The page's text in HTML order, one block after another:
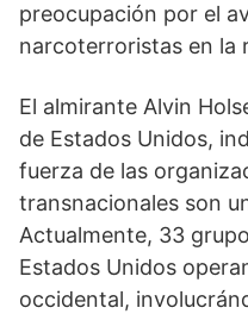
preocupación por el
narcoterroristas en la
El almirante Alvin
de Estados Unidos,
fuerza de las
transnacionales son
Actualmente, 33
Estados Unidos
occidental,